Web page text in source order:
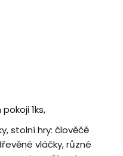
1ks,
stolní hry: člověčě
vláčky, různé